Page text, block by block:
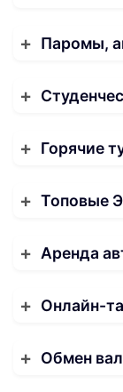
Паромы,
Горячие
Топовые
Аренда
Онлайн-
Обмен